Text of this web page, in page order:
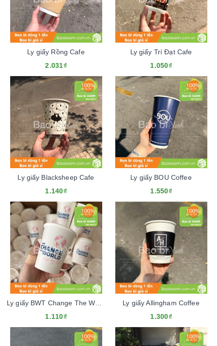
Ly giấy Rồng Cafe
2.031₫
Ly giấy Trí Đạt Cafe
1.050₫
Ly giấy Blacksheep Cafe
1.140₫
Ly giấy BOU Coffee
1.550₫
1.110₫
Ly giấy Allingham Coffee
1.300₫